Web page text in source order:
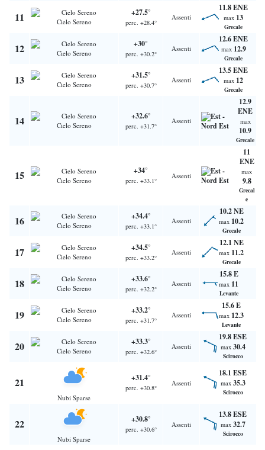
11 Cielo Sereno
+27.5°
perc. +28.4°
Assenti
11.8 ENE
max 13
Grecale
12 Cielo Sereno
+30°
perc. +30.2°
Assenti
12.6 ENE
max 12.9
Grecale
13 Cielo Sereno
+31.5°
perc. +30.7°
Assenti
13.5 ENE
max 12
Grecale
14 Cielo Sereno
+32.6°
perc. +31.7°
Assenti
12.9
ENE
max
10.9
Grecale
15 Cielo Sereno
+34°
perc. +33.1°
Assenti
11
ENE
max
9.8
Grecal
e
16 Cielo Sereno
+34.4°
perc. +33.1°
Assenti
10.2 NE
max 10.2
Grecale
17 Cielo Sereno
+34.5°
perc. +33.2°
Assenti
12.1 NE
max 11.2
Grecale
18 Cielo Sereno
+33.6°
perc. +32.2°
Assenti
15.8 E
max 11
Levante
19 Cielo Sereno
+33.2°
perc. +31.7°
Assenti
15.6 E
max 12.3
Levante
20 Cielo Sereno
+33.3°
perc. +32.6°
Assenti
19.8 ESE
max 30.4
Scirocco
21
Nubi Sparse
+31.4°
perc. +30.8°
Assenti
18.1 ESE
max 35.3
Scirocco
22
Nubi Sparse
+30.8°
perc. +30.6°
Assenti
13.8 ESE
max 32.7
Scirocco